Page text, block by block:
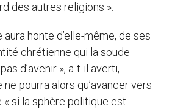
des autres religions ».
aura honte d’elle-même, de ses
chrétienne qui la soude
d’avenir », a-t-il averti,
ne pourra alors qu’avancer vers
« si la sphère politique est